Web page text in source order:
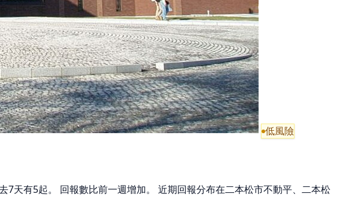
低風險
天有5起。 回報數比前一週增加。 近期回報分布在二本松市不動平、二本松